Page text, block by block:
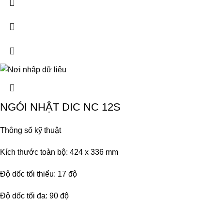
NGÓI NHẬT DIC NC 12S
Thông số kỹ thuật
Kích thước toàn bộ: 424 x 336 mm
Độ dốc tối thiểu: 17 độ
Độ dốc tối đa: 90 độ